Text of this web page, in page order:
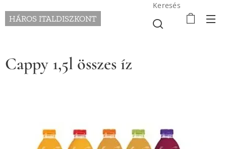
HÁROS ITALDISZKONT
Keresés
Cappy 1,5l összes íz